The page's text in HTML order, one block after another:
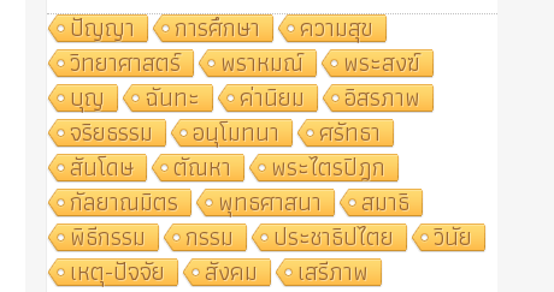
ปัญญา
การศึกษา
ความสุข
วิทยาศาสตร์
พราหมณ์
พระสงฆ์
บุญ
ฉันทะ ค่านิยม
อิสรภาพ
จริยธรรม
อนุโมทนา
ศรัทธา
สันโดษ
ตัณหา
พระไตรปิฎก
กัลยาณมิตร
พุทธศาสนา
สมาธิ
พิธีกรรม
กรรม ประชาธิปไตย
วินัย
เหตุ-ปัจจัย
สังคม
เสรีภาพ